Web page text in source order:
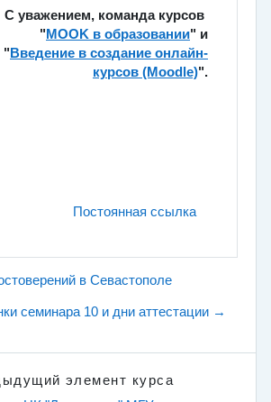
С уважением, команда курсов
"MOOK в образовании" и
" Введение в создание онлайн-
курсов (Moodle)".
Постоянная ссылка
в Севастополе
семинара 10 и дни аттестации →
элемент курса